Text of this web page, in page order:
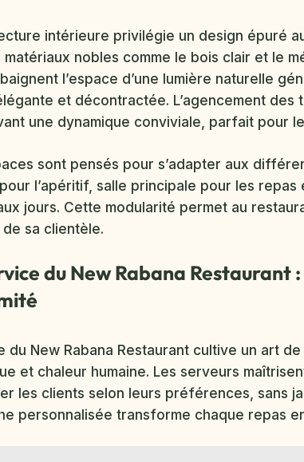
intérieure privilégie un design épuré
matériaux nobles comme le bois clair et le
l’espace d’une lumière naturelle
et décontractée. L’agencement des
une dynamique conviviale, parfait pour
sont pensés pour s’adapter aux
l’apéritif, salle principale pour les
jours. Cette modularité permet au
sa clientèle.
du New Rabana Restaurant
du New Rabana Restaurant cultive un art
et chaleur humaine. Les serveurs
les clients selon leurs préférences, sans
personnalisée transforme chaque repas